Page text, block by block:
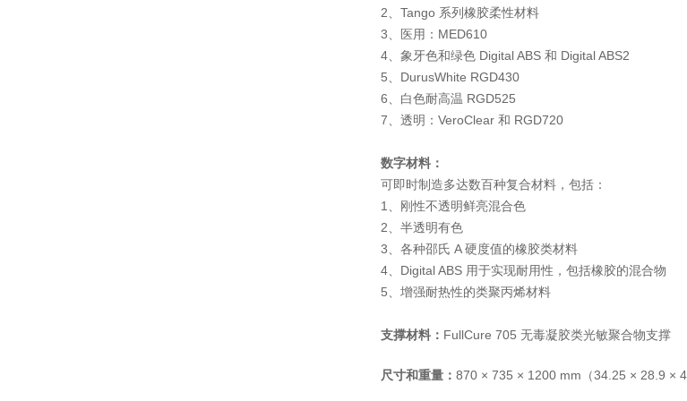
2、Tango 系列橡胶柔性材料
3、医用：MED610
4、象牙色和绿色 Digital ABS 和 Digital ABS2
5、DurusWhite RGD430
6、白色耐高温 RGD525
7、透明：VeroClear 和 RGD720
数字材料：
可即时制造多达数百种复合材料，包括：
1、刚性不透明鲜亮混合色
2、半透明有色
3、各种邵氏 A 硬度值的橡胶类材料
4、Digital ABS 用于实现耐用性，包括橡胶的混合物
5、增强耐热性的类聚丙烯材料
支撑材料： FullCure 705 无毒凝胶类光敏聚合物支撑
尺寸和重量： 870 × 735 × 1200 mm（34.25 × 28.9 ×